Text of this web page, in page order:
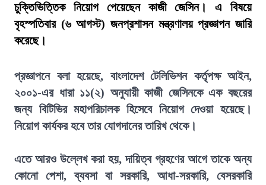
চুক্তিভিত্তিক নিয়োগ পেয়েছেন কাজী জেসিন। এ বিষয়ে
বৃহস্পতিবার (৬ আগস্ট) জনপ্রশাসন মন্ত্রণালয় প্রজ্ঞাপন জারি
করেছে।
প্রজ্ঞাপনে বলা হয়েছে, বাংলাদেশ টেলিভিশন কর্তৃপক্ষ আইন,
২০০১-এর ধারা ১১(২) অনুযায়ী কাজী জেসিনকে এক বছরের
জন্য বিটিভির মহাপরিচালক হিসেবে নিয়োগ দেওয়া হয়েছে।
নিয়োগ কার্যকর হবে তার যোগদানের তারিখ থেকে।
এতে আরও উল্লেখ করা হয়, দায়িত্ব গ্রহণের আগে তাকে অন্য
কোনো পেশা, ব্যবসা বা সরকারি, আধা-সরকারি, বেসরকারি